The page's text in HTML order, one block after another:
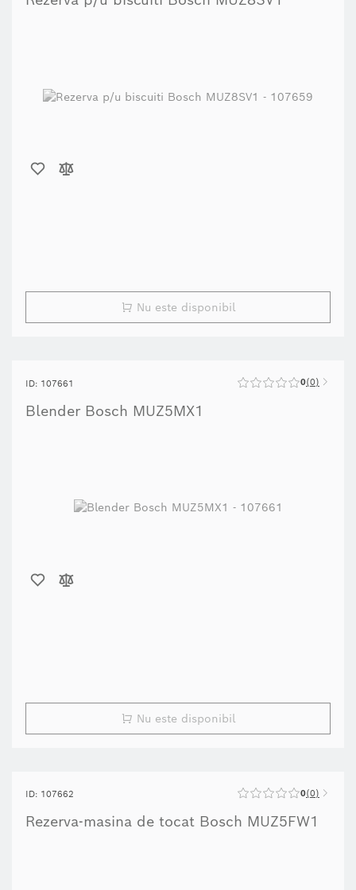
Nu este disponibil
ID: 107661 0 0
Blender Bosch MUZ5MX1
Nu este disponibil
ID: 107662 0 0
Rezerva-masina de tocat Bosch MUZ5FW1